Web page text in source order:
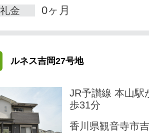
礼金 0ヶ月
ルネス吉岡27号地
JR予讃線 本山駅
歩31分
香川県観音寺市